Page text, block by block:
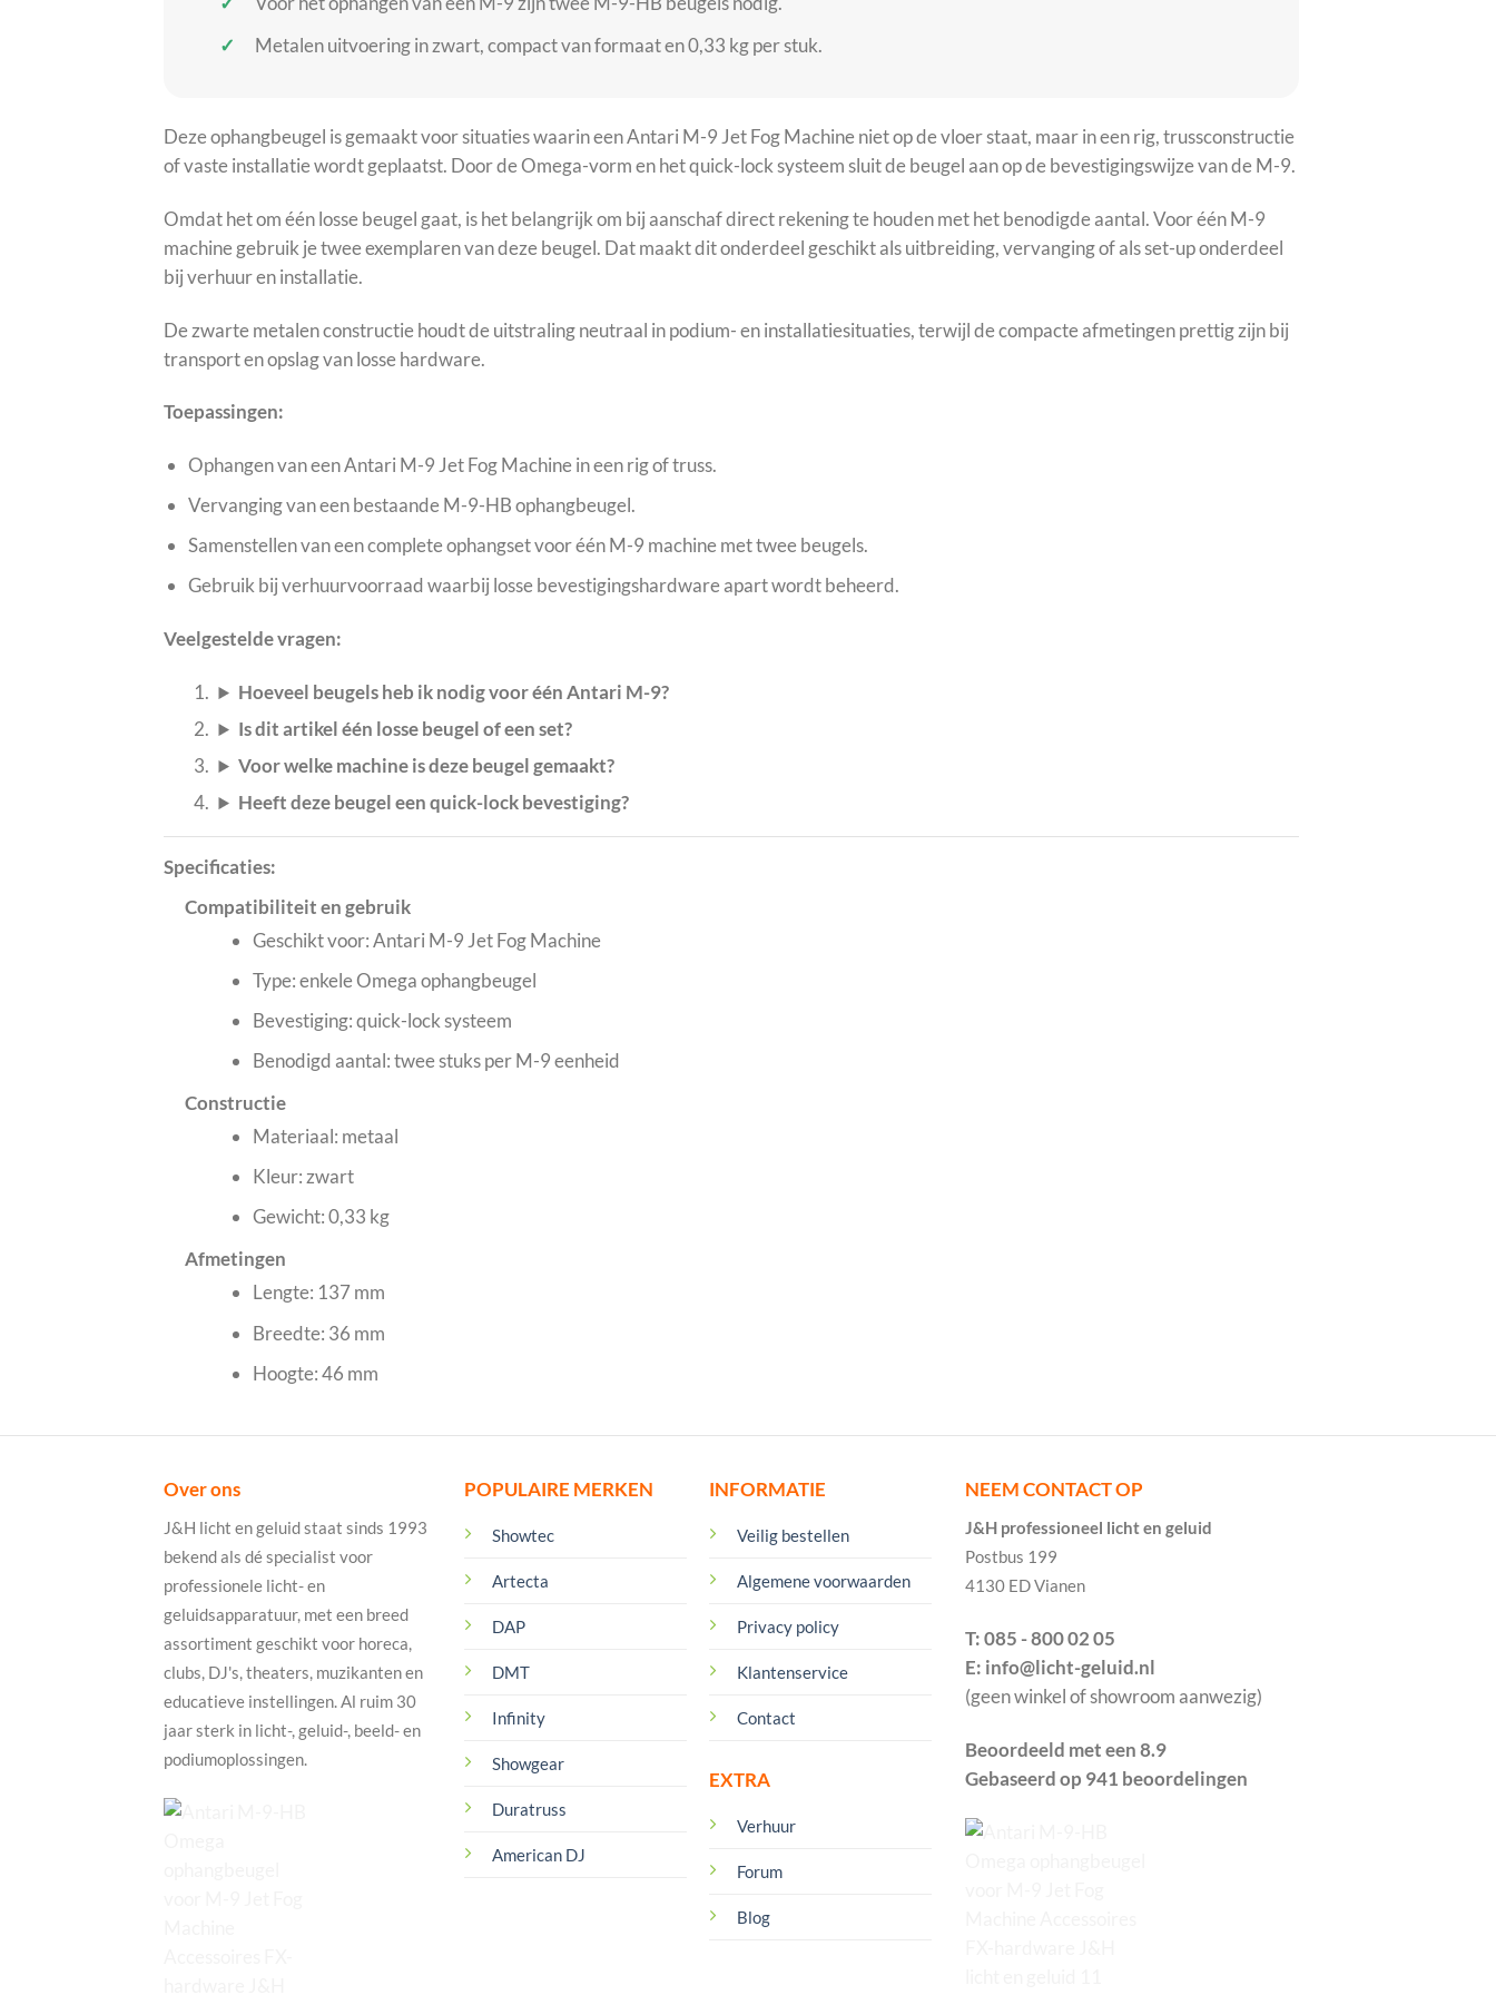
Metalen uitvoering in zwart, compact van formaat en 0,33 kg per stuk.
Deze ophangbeugel is gemaakt voor situaties waarin een Antari M-9 Jet Fog Machine niet op de vloer staat, maar in een rig, trussconstructie
of vaste installatie wordt geplaatst. Door de Omega-vorm en het quick-lock systeem sluit de beugel aan op de bevestigingswijze van de M-9.
Omdat het om één losse beugel gaat, is het belangrijk om bij aanschaf direct rekening te houden met het benodigde aantal. Voor één M-9
machine gebruik je twee exemplaren van deze beugel. Dat maakt dit onderdeel geschikt als uitbreiding, vervanging of als set-up onderdeel
bij verhuur en installatie.
De zwarte metalen constructie houdt de uitstraling neutraal in podium- en installatiesituaties, terwijl de compacte afmetingen prettig zijn bij
transport en opslag van losse hardware.
Toepassingen:
Ophangen van een Antari M-9 Jet Fog Machine in een rig of truss.
Vervanging van een bestaande M-9-HB ophangbeugel.
Samenstellen van een complete ophangset voor één M-9 machine met twee beugels.
Gebruik bij verhuurvoorraad waarbij losse bevestigingshardware apart wordt beheerd.
Veelgestelde vragen:
Hoeveel beugels heb ik nodig voor één Antari M-9?
Is dit artikel één losse beugel of een set?
Voor welke machine is deze beugel gemaakt?
Heeft deze beugel een quick-lock bevestiging?
Specificaties:
Compatibiliteit en gebruik
Geschikt voor: Antari M-9 Jet Fog Machine
Type: enkele Omega ophangbeugel
Bevestiging: quick-lock systeem
Benodigd aantal: twee stuks per M-9 eenheid
Constructie
Materiaal: metaal
Kleur: zwart
Gewicht: 0,33 kg
Afmetingen
Lengte: 137 mm
Breedte: 36 mm
Hoogte: 46 mm
Over ons
J&H licht en geluid staat sinds 1993
bekend als dé specialist voor
professionele licht- en
geluidsapparatuur, met een breed
assortiment geschikt voor horeca,
clubs, DJ's, theaters, muzikanten en
educatieve instellingen. Al ruim 30
jaar sterk in licht-, geluid-, beeld- en
podiumoplossingen.
POPULAIRE MERKEN
Showtec
Artecta
DAP
DMT
Infinity
Showgear
Duratruss
American DJ
INFORMATIE
Veilig bestellen
Algemene voorwaarden
Privacy policy
Klantenservice
Contact
EXTRA
Verhuur
Forum
Blog
NEEM CONTACT OP
J&H professioneel licht en geluid
Postbus 199
4130 ED Vianen
T: 085 - 800 02 05
E: info@licht-geluid.nl
(geen winkel of showroom aanwezig)
Beoordeeld met een 8.9
Gebaseerd op 941 beoordelingen